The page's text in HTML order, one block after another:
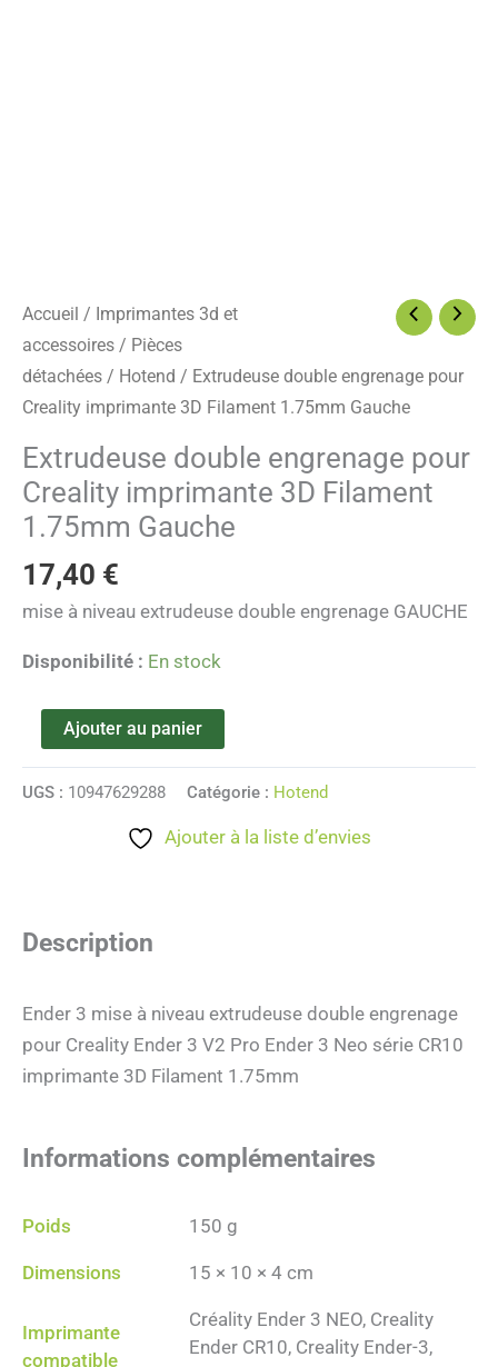
Accueil / Imprimantes 3d et
accessoires / Pièces
détachées / Hotend / Extrudeuse double engrenage pour
Creality imprimante 3D Filament 1.75mm Gauche
Extrudeuse double engrenage pour
Creality imprimante 3D Filament
1.75mm Gauche
17,40 €
mise à niveau extrudeuse double engrenage GAUCHE
Disponibilité : En stock
Ajouter au panier
UGS : 10947629288 Catégorie : Hotend
Ajouter à la liste d’envies
Description
Ender 3 mise à niveau extrudeuse double engrenage
pour Creality Ender 3 V2 Pro Ender 3 Neo série CR10
imprimante 3D Filament 1.75mm
Informations complémentaires
Poids 150 g
Dimensions 15 × 10 × 4 cm
Imprimante
compatible
Créality Ender 3 NEO, Creality
Ender CR10, Creality Ender-3,